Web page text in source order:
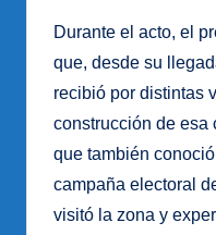
Durante el acto, el
que, desde su
recibió por distintas
construcción de esa
que también
campaña electoral
visitó la zona y